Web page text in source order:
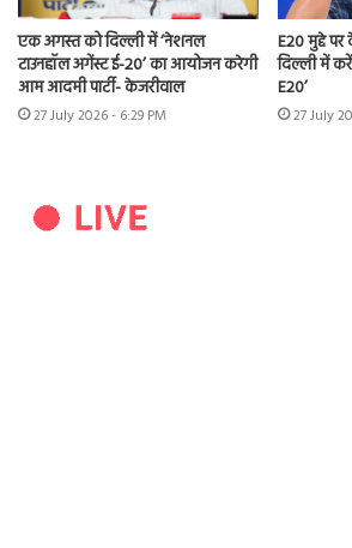
एक अगस्त को दिल्ली में ‘नेशनल
टाउनहॉल अगेंस्ट ई-20’ का आयोजन करेगी
आम आदमी पार्टी- केजरीवाल
27 July 2026 - 6:29 PM
E20 मुद्दे
दिल्ली में
E20’
27 July